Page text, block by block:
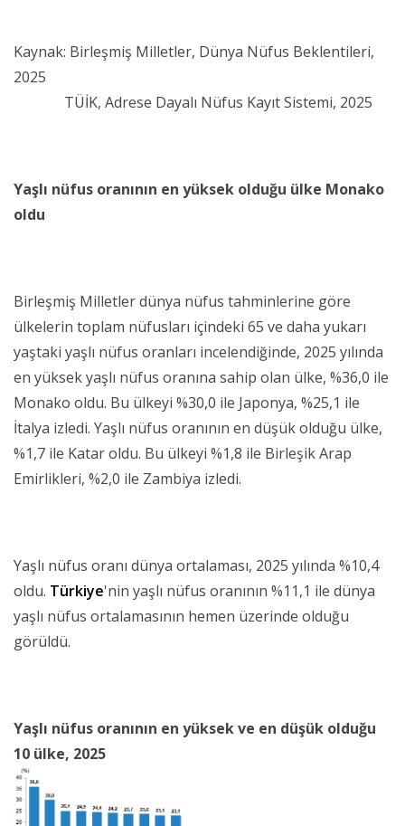
Kaynak: Birleşmiş Milletler, Dünya Nüfus Beklentileri,
2025
TÜİK, Adrese Dayalı Nüfus Kayıt Sistemi, 2025
Yaşlı nüfus oranının en yüksek olduğu ülke Monako
oldu
Birleşmiş Milletler dünya nüfus tahminlerine göre
ülkelerin toplam nüfusları içindeki 65 ve daha yukarı
yaştaki yaşlı nüfus oranları incelendiğinde, 2025 yılında
en yüksek yaşlı nüfus oranına sahip olan ülke, %36,0 ile
Monako oldu. Bu ülkeyi %30,0 ile Japonya, %25,1 ile
İtalya izledi. Yaşlı nüfus oranının en düşük olduğu ülke,
%1,7 ile Katar oldu. Bu ülkeyi %1,8 ile Birleşik Arap
Emirlikleri, %2,0 ile Zambiya izledi.
Yaşlı nüfus oranı dünya ortalaması, 2025 yılında %10,4
oldu. Türkiye'nin yaşlı nüfus oranının %11,1 ile dünya
yaşlı nüfus ortalamasının hemen üzerinde olduğu
görüldü.
Yaşlı nüfus oranının en yüksek ve en düşük olduğu
10 ülke, 2025